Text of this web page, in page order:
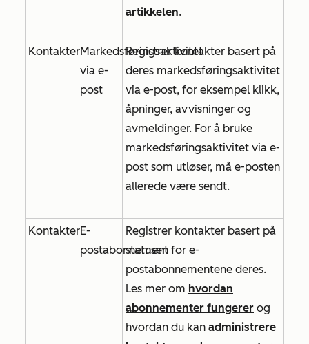
artikkelen.
KontakterMarkedsføringsaktivitet
via e-
post
Registrer kontakter basert på
deres markedsføringsaktivitet
via e-post, for eksempel klikk,
åpninger, avvisninger og
avmeldinger. For å bruke
markedsføringsaktivitet via e-
post som utløser, må e-posten
allerede være sendt.
KontakterE-
postabonnement
Registrer kontakter basert på
statusen for e-
postabonnementene deres.
Les mer om hvordan
abonnementer fungerer og
hvordan du kan administrere